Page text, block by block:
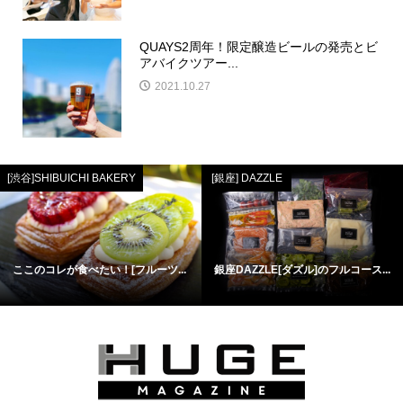
QUAYS2周年！限定醸造ビールの発売とビ
アバイクツアー...
2021.10.27
[渋谷]SHIBUICHI BAKERY
ここのコレが食べたい！[フルーツ...
[銀座] DAZZLE
銀座DAZZLE[ダズル]のフルコース...